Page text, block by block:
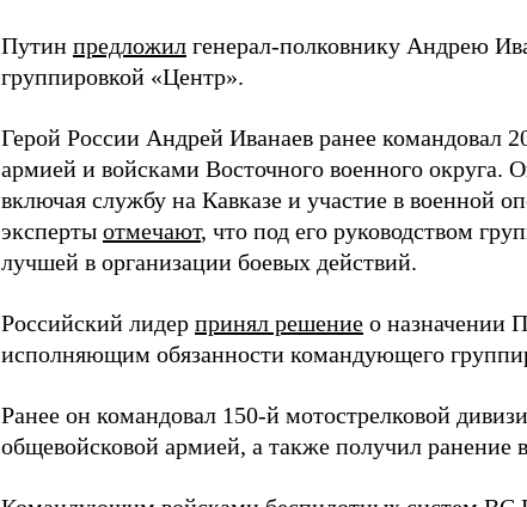
Путин предложил генерал-полковнику Андрею
группировкой «Центр».
Герой России Андрей Иванаев ранее командовал
армией и войсками Восточного военного округа.
включая службу на Кавказе и участие в военной
эксперты отмечают, что под его руководством
лучшей в организации боевых действий.
Российский лидер принял решение о назначении
исполняющим обязанности командующего
Ранее он командовал 150-й мотострелковой
общевойсковой армией, а также получил ранение